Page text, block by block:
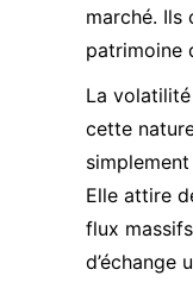
marché. Ils
patrimoine
La
cette
Elle attire
flux
d’échange